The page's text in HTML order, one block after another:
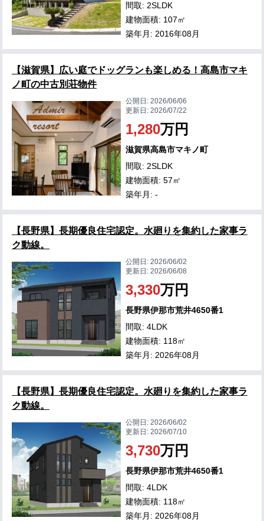
間取: 2SLDK
建物面積: 107㎡
築年月: 2016年08月
【滋賀県】広い庭でドッグランも楽しめる！高島市マキ
ノ町の中古別荘物件
公開日:2026/06/06
更新日:2026/07/22
1,280万円
滋賀県高島市マキノ町
間取: 2SLDK
建物面積: 57㎡
築年月: -
【長野県】長期優良住宅認定。水廻りを集約した家事ラ
ク動線。
公開日:2026/06/02
更新日:2026/06/08
3,330万円
長野県伊那市荒井4650番1
間取: 4LDK
建物面積: 118㎡
築年月: 2026年08月
【長野県】長期優良住宅認定。水廻りを集約した家事ラ
ク動線。
公開日:2026/06/02
更新日:2026/07/10
3,730万円
長野県伊那市荒井4650番1
間取: 4LDK
建物面積: 118㎡
築年月: 2026年08月